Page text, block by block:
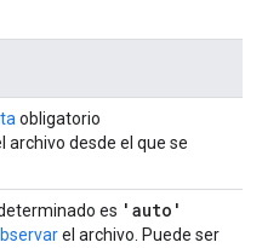
obligatorio
archivo desde el que se
es 'auto'
el archivo. Puede ser